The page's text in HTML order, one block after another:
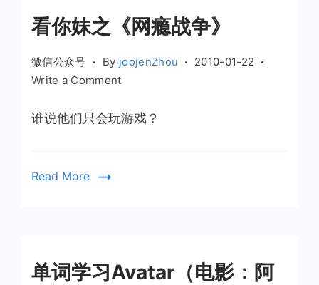
看你妹之《网瘾战争》
微信公众号 By joojenZhou
2010-01-22
Write a Commenton
你
谁说他们只会玩游戏？
Read More
单词学习Avatar（电影：阿